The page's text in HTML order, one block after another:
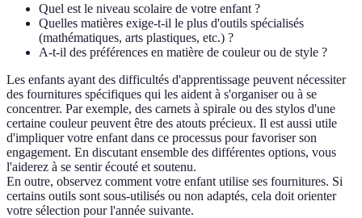
Quel est le niveau scolaire de votre enfant ?
Quelles matières exige-t-il le plus d'outils spécialisés
(mathématiques, arts plastiques, etc.) ?
A-t-il des préférences en matière de couleur ou de style ?
Les enfants ayant des difficultés d'apprentissage peuvent nécessiter
des fournitures spécifiques qui les aident à s'organiser ou à se
concentrer. Par exemple, des carnets à spirale ou des stylos d'une
certaine couleur peuvent être des atouts précieux. Il est aussi utile
d'impliquer votre enfant dans ce processus pour favoriser son
engagement. En discutant ensemble des différentes options, vous
l'aiderez à se sentir écouté et soutenu.
En outre, observez comment votre enfant utilise ses fournitures. Si
certains outils sont sous-utilisés ou non adaptés, cela doit orienter
votre sélection pour l'année suivante.